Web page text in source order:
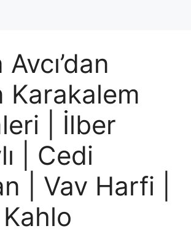
Karakalem
| İlber
| Cedi
| Vav Harfi |